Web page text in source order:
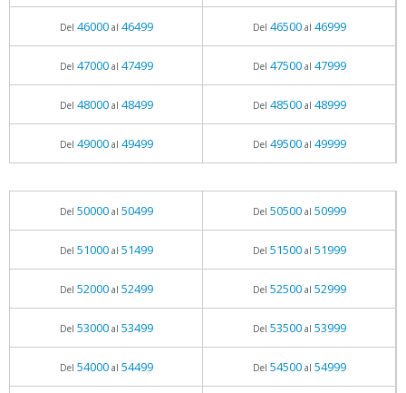
Del 46000al 46499 Del 46500al 46999
Del 47000al 47499 Del 47500al 47999
Del 48000al 48499 Del 48500al 48999
Del 49000al 49499 Del 49500al 49999
Del 50000al 50499 Del 50500al 50999
Del 51000al 51499 Del 51500al 51999
Del 52000al 52499 Del 52500al 52999
Del 53000al 53499 Del 53500al 53999
Del 54000al 54499 Del 54500al 54999